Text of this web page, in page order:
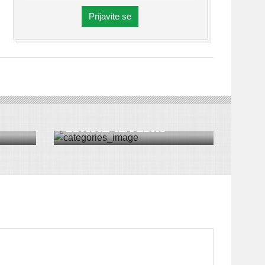
Prijavite se
VESTI
Završen 42. FEDAS